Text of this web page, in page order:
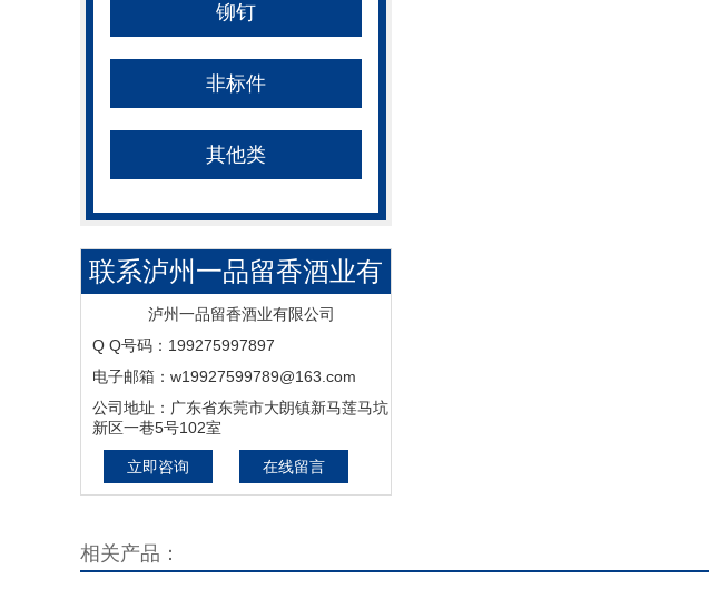
铆钉
非标件
其他类
联系泸州一品留香酒业有
限公司
泸州一品留香酒业有限公司
Q Q号码：199275997897
电子邮箱：w19927599789@163.com
公司地址：广东省东莞市大朗镇新马莲马坑
新区一巷5号102室
立即咨询 在线留言
相关产品：